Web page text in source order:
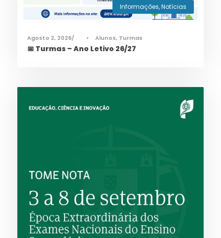
Informações,Notícias
Agosto 2, 2026 • Alunos, Turmas
📅 Turmas – Ano Letivo 26/27